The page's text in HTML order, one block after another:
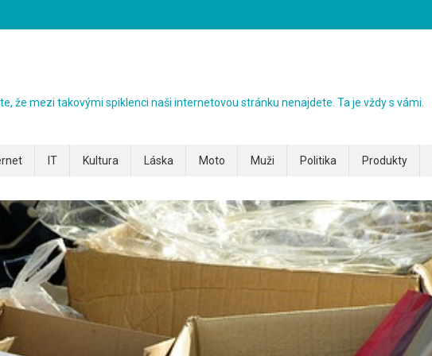
že mezi takovými spiklenci naši internetovou stránku nenajdete. Ta je vždy s vámi.
IT Kultura Láska Moto Muži Politika Produkty